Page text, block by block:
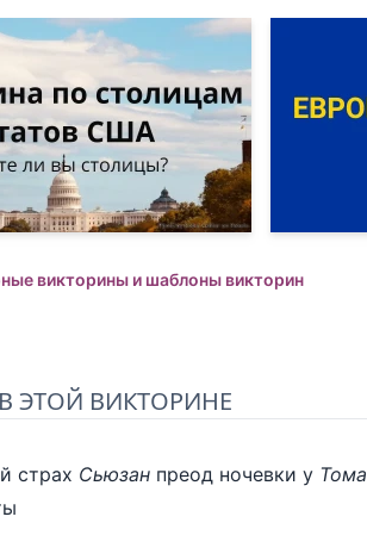
викторины и шаблоны викторин
ЭТОЙ ВИКТОРИНЕ
страх Сьюзан преод ночевки у Тома